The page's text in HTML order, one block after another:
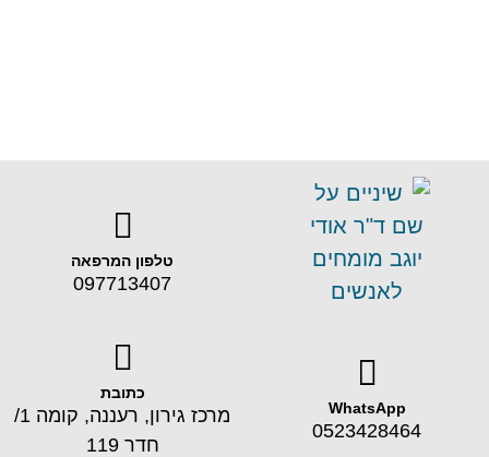
טלפון המרפאה
097713407
WhatsApp
0523428464
כתובת
מרכז גירון, רעננה, קומה 1/
חדר 119